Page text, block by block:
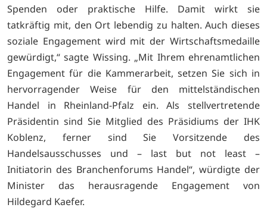
Spenden oder praktische Hilfe. Damit wirkt sie
tatkräftig mit, den Ort lebendig zu halten. Auch dieses
soziale Engagement wird mit der Wirtschaftsmedaille
gewürdigt,“ sagte Wissing. „Mit Ihrem ehrenamtlichen
Engagement für die Kammerarbeit, setzen Sie sich in
hervorragender Weise für den mittelständischen
Handel in Rheinland-Pfalz ein. Als stellvertretende
Präsidentin sind Sie Mitglied des Präsidiums der IHK
Koblenz, ferner sind Sie Vorsitzende des
Handelsausschusses und – last but not least –
Initiatorin des Branchenforums Handel“, würdigte der
Minister das herausragende Engagement von
Hildegard Kaefer.